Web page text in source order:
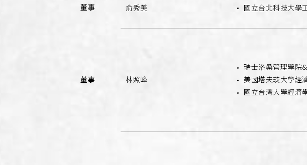
董事 俞秀美 國立台北科技大學
董事 林照峰
瑞士洛桑管理學院
美國塔夫茨大學經
國立台灣大學經濟